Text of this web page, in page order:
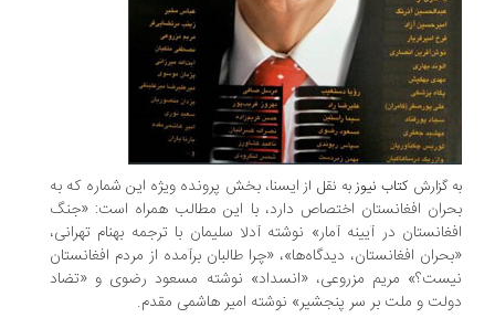
به گزارش کتاب نیوز به نقل ازایسنا، بخش پرونده ویژه این شماره که به
بحران افغانستان اختصاص دارد، با این مطالب همراه است: «جنگ
افغانستان در آیینه آمار» نوشته آدلا سلیمان با ترجمه بهنام تهرانی،
«بحران افغانستان، دیدگاه‌ها»، «چرا طالبان برآمده از مردم افغانستان
نیست؟» مریم مزروعی، «انسداد» نوشته مسعود رضوی و «تضاد
دولت و ملت بر سر پنجشیر» نوشته امیر هاشمی مقدم.